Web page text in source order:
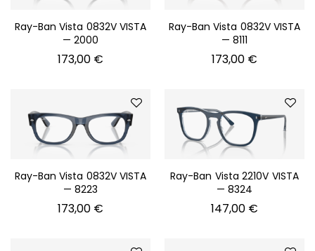
Ray-Ban Vista 0832V VISTA
— 2000
173,00 €
Ray-Ban Vista 0832V VISTA
— 8111
173,00 €
Ray-Ban Vista 0832V VISTA
— 8223
173,00 €
Ray-Ban Vista 2210V VISTA
— 8324
147,00 €